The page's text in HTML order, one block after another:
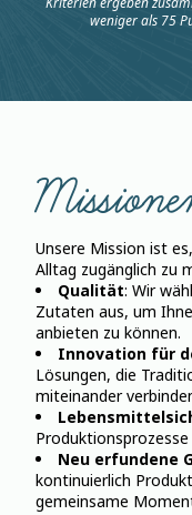
weniger als 75
Unsere Mission ist
Alltag zugänglich zu
Qualität: Wir
Zutaten aus, um
anbieten zu können.
Innovation für
Lösungen, die
miteinander
Neu erfundene
kontinuierlich
gemeinsame